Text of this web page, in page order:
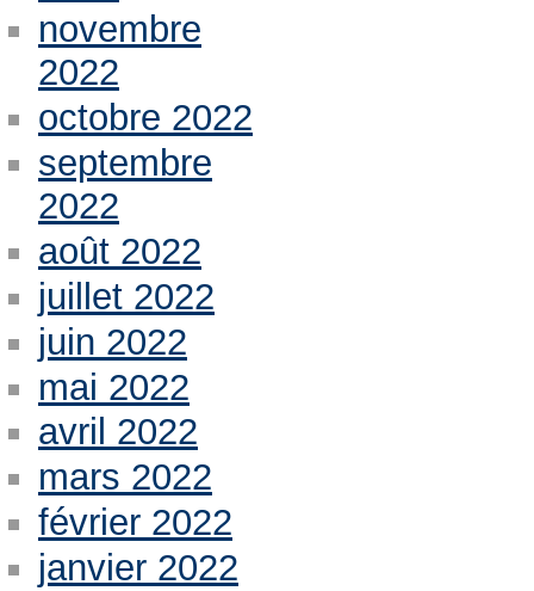
novembre
2022
octobre 2022
septembre
2022
août 2022
juillet 2022
juin 2022
mai 2022
avril 2022
mars 2022
février 2022
janvier 2022